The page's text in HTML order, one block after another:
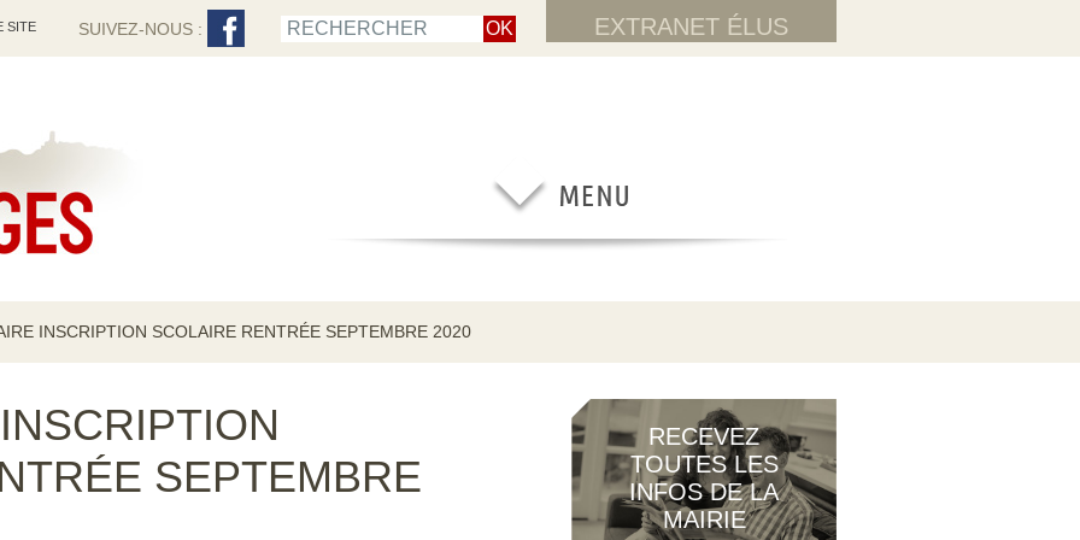
SITE EXTRANET ÉLUS
SUIVEZ-NOUS :
INSCRIPTION SCOLAIRE RENTRÉE SEPTEMBRE 2020
SEPTEMBRE
RECEVEZ
TOUTES LES
INFOS DE LA
MAIRIE